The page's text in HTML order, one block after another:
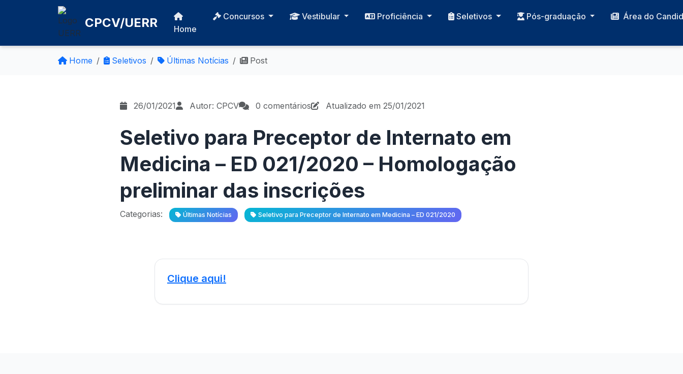
CPCV/UERR Home
Concursos Vestibular Proficiência Seletivos Pós-graduação Área do
Home Seletivos Últimas Notícias Post
26/01/2021 Autor: CPCV 0 comentários Atualizado em 25/01/2021
Seletivo para Preceptor de Internato em
Medicina – ED 021/2020 – Homologação
preliminar das inscrições
Categorias: Últimas Notícias Seletivo para Preceptor de Internato em Medicina – ED 021/2020
Clique aqui!